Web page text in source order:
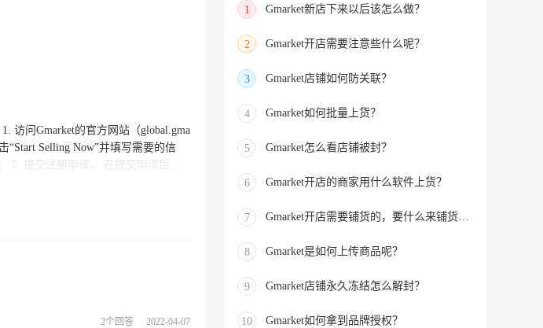
“Start Selling Now”并填写需要的信
请。 在提交申请后，G
上销售您的产品了。如果您有任
2个回答 2022-04-07
1 Gmarket新店下来以后该怎么做？
2 Gmarket开店需要注意些什么呢？
3 Gmarket店铺如何防关联？
4 Gmarket如何批量上货？
5 Gmarket怎么看店铺被封？
6 Gmarket开店的商家用什么软件上货？
7
8 Gmarket是如何上传商品呢？
9 Gmarket店铺永久冻结怎么解封？
10 Gmarket如何拿到品牌授权？